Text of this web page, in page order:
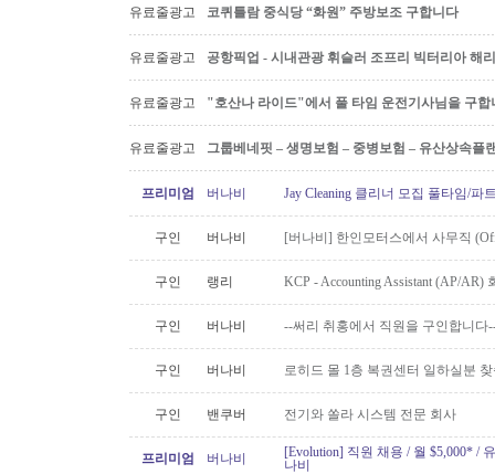
유료줄광고 코퀴틀람 중식당 “화원” 주방보조 구합니다
유료줄광고 공항픽업 - 시내관광 휘슬러 조프리 빅터리아 해
유료줄광고 "호산나 라이드"에서 풀 타임 운전기사님을 구합
유료줄광고 그룹베네핏 – 생명보험 – 중병보험 – 유산상속플
프리미엄 버나비 Jay Cleaning 클리너 모집 풀타임/파
구인 버나비 [버나비] 한인모터스에서 사무직
구인 랭리 KCP - Accounting Assistant (AP/
구인 버나비 --써리 취홍에서 직원을 구인합니다
구인 버나비 로히드 몰 1층 복권센터 일하실분
구인 밴쿠버 전기와 쏠라 시스템 전문 회사
프리미엄 버나비
[Evolution] 직원 채용 / 월 $5,000* /
나비